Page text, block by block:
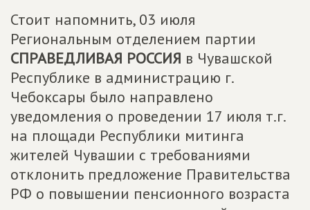
Стоит напомнить, 03 июля
Региональным отделением партии
СПРАВЕДЛИВАЯ РОССИЯ в Чувашской
Республике в администрацию г.
Чебоксары было направлено
уведомления о проведении 17 июля т.г.
на площади Республики митинга
жителей Чувашии с требованиями
отклонить предложение Правительства
РФ о повышении пенсионного возраста